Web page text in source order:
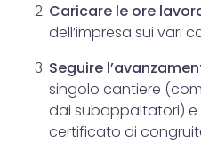
Caricare le ore
dell’impresa sui vari
Seguire
singolo cantiere
dai subappaltatori) e
certificato di